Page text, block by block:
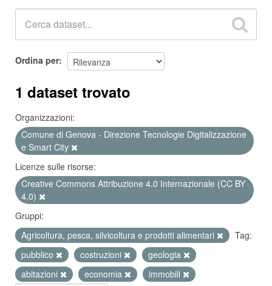
Ordina per
1 dataset trovato
Organizzazioni:
Comune di Genova - Direzione Tecnologie Digitalizzazione
e Smart City
Licenze sulle risorse:
Creative Commons Attribuzione 4.0 Internazionale (CC BY
4.0)
Gruppi:
Agricoltura, pesca, silvicoltura e prodotti alimentari
Tag:
pubblico
costruzioni
geologia
abitazioni
economia
immobili